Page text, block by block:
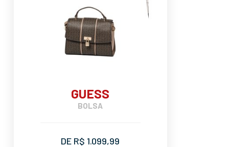
GUESS
BOLSA
DE R$ 1.099,99